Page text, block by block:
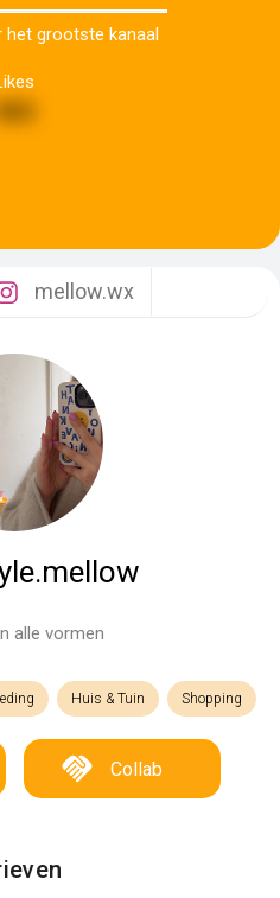
het grootste kanaal
882
mellow.wx
alle vormen
Huis & Tuin Shopping
Collab